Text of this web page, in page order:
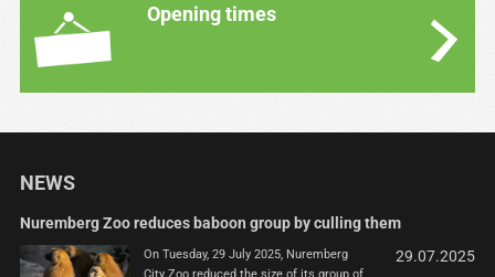
Opening times
NEWS
Nuremberg Zoo reduces baboon group by culling them
29.07.2025
On Tuesday, 29 July 2025, Nuremberg
City Zoo reduced the size of its group of